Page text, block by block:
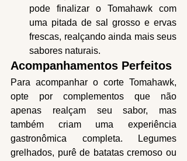
pode finalizar o Tomahawk com
uma pitada de sal grosso e ervas
frescas, realçando ainda mais seus
sabores naturais.
Acompanhamentos Perfeitos
Para acompanhar o corte Tomahawk,
opte por complementos que não
apenas realçam seu sabor, mas
também criam uma experiência
gastronômica completa. Legumes
grelhados, purê de batatas cremoso ou